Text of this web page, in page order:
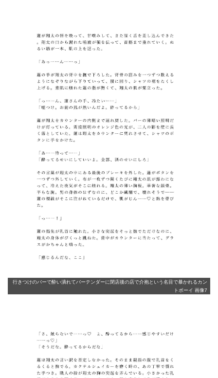
行きつけのバーで酔い潰れてバーテンダーに閉店後の店で介抱という名目で暴かれるカン
トボーイ 画像7